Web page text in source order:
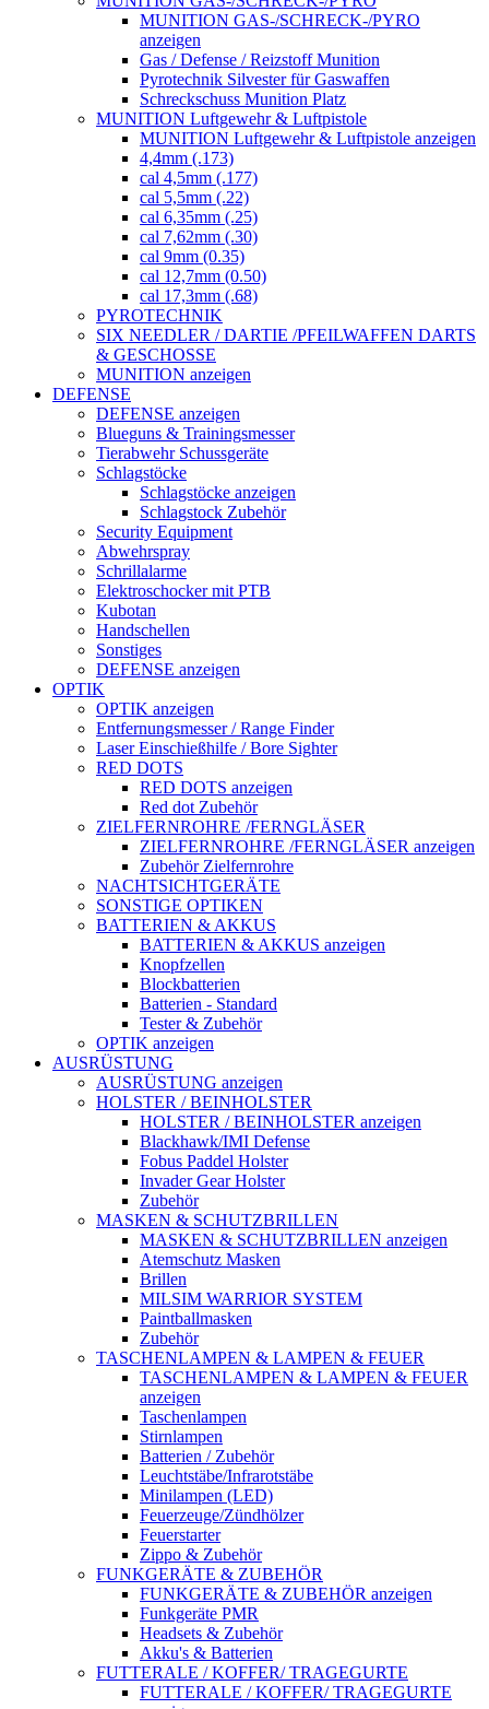
MUNITION GAS-/SCHRECK-/PYRO
anzeigen
Gas / Defense / Reizstoff Munition
Pyrotechnik Silvester für Gaswaffen
Schreckschuss Munition Platz
MUNITION Luftgewehr & Luftpistole
MUNITION Luftgewehr & Luftpistole anzeigen
4,4mm (.173)
cal 4,5mm (.177)
cal 5,5mm (.22)
cal 6,35mm (.25)
cal 7,62mm (.30)
cal 9mm (0.35)
cal 12,7mm (0.50)
cal 17,3mm (.68)
PYROTECHNIK
SIX NEEDLER / DARTIE /PFEILWAFFEN DARTS
& GESCHOSSE
MUNITION anzeigen
DEFENSE
DEFENSE anzeigen
Blueguns & Trainingsmesser
Tierabwehr Schussgeräte
Schlagstöcke
Schlagstöcke anzeigen
Schlagstock Zubehör
Security Equipment
Abwehrspray
Schrillalarme
Elektroschocker mit PTB
Kubotan
Handschellen
Sonstiges
DEFENSE anzeigen
OPTIK
OPTIK anzeigen
Entfernungsmesser / Range Finder
Laser Einschießhilfe / Bore Sighter
RED DOTS
RED DOTS anzeigen
Red dot Zubehör
ZIELFERNROHRE /FERNGLÄSER
ZIELFERNROHRE /FERNGLÄSER anzeigen
Zubehör Zielfernrohre
NACHTSICHTGERÄTE
SONSTIGE OPTIKEN
BATTERIEN & AKKUS
BATTERIEN & AKKUS anzeigen
Knopfzellen
Blockbatterien
Batterien - Standard
Tester & Zubehör
OPTIK anzeigen
AUSRÜSTUNG
AUSRÜSTUNG anzeigen
HOLSTER / BEINHOLSTER
HOLSTER / BEINHOLSTER anzeigen
Blackhawk/IMI Defense
Fobus Paddel Holster
Invader Gear Holster
Zubehör
MASKEN & SCHUTZBRILLEN
MASKEN & SCHUTZBRILLEN anzeigen
Atemschutz Masken
Brillen
MILSIM WARRIOR SYSTEM
Paintballmasken
Zubehör
TASCHENLAMPEN & LAMPEN & FEUER
TASCHENLAMPEN & LAMPEN & FEUER
anzeigen
Taschenlampen
Stirnlampen
Batterien / Zubehör
Leuchtstäbe/Infrarotstäbe
Minilampen (LED)
Feuerzeuge/Zündhölzer
Feuerstarter
Zippo & Zubehör
FUNKGERÄTE & ZUBEHÖR
FUNKGERÄTE & ZUBEHÖR anzeigen
Funkgeräte PMR
Headsets & Zubehör
Akku's & Batterien
FUTTERALE / KOFFER/ TRAGEGURTE
FUTTERALE / KOFFER/ TRAGEGURTE